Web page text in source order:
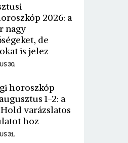
2026: a
nagy
de
is jelez
30.
horoszkóp
1-2: a
varázslatos
hoz
31.